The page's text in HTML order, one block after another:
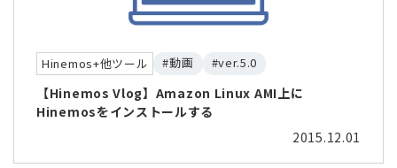
Hinemos+他ツール #動画 #ver.5.0
【Hinemos Vlog】Amazon Linux AMI上に
Hinemosをインストールする
2015.12.01